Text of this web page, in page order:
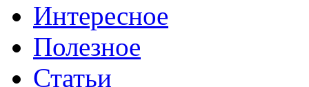
Интересное
Полезное
Статьи